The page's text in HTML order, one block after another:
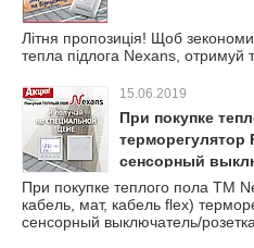
Літня пропозиція! Щоб
тепла підлога Nexans, отримуй
15.06.2019
При покупке
терморегулятор
сенсорный
специальной
При покупке теплого пола ТМ
кабель, мат, кабель flex)
сенсорный выключатель/